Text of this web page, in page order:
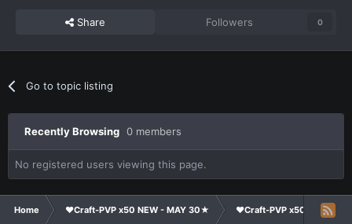
Share Followers 0
Go to topic listing
Recently Browsing 0 members
No registered users viewing this page.
Home ❤Craft-PVP x50 NEW - MAY 30★ ❤Craft-PVP x50★